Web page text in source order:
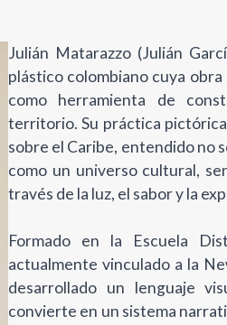
Julián Matarazzo (Julián
plástico colombiano cuya
como herramienta de
territorio. Su práctica
sobre el Caribe, entendido no
como un universo cultural,
través de la luz, el sabor y la
Formado en la Escuela
actualmente vinculado a la
desarrollado un lenguaje
convierte en un sistema